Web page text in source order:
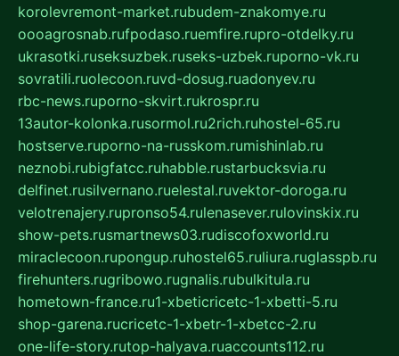
korolevremont-market.rubudem-znakomye.ru
oooagrosnab.rufpodaso.ruemfire.rupro-otdelky.ru
ukrasotki.ruseksuzbek.ruseks-uzbek.ruporno-vk.ru
sovratili.ruolecoon.ruvd-dosug.ruadonyev.ru
rbc-news.ruporno-skvirt.rukrospr.ru
13autor-kolonka.rusormol.ru2rich.ruhostel-65.ru
hostserve.ruporno-na-russkom.rumishinlab.ru
neznobi.rubigfatcc.ruhabble.rustarbucksvia.ru
delfinet.rusilvernano.ruelestal.ruvektor-doroga.ru
velotrenajery.rupronso54.rulenasever.rulovinskix.ru
show-pets.rusmartnews03.rudiscofoxworld.ru
miraclecoon.rupongup.ruhostel65.ruliura.ruglasspb.ru
firehunters.rugribowo.rugnalis.rubulkitula.ru
hometown-france.ru1-xbeticricetc-1-xbetti-5.ru
shop-garena.rucricetc-1-xbetr-1-xbetcc-2.ru
one-life-story.rutop-halyava.ruaccounts112.ru